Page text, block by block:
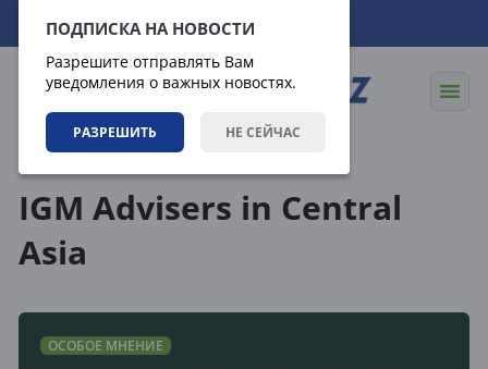
ПОДПИСКА НА НОВОСТИ
Разрешите отправлять Вам
уведомления о важных новостях.
РАЗРЕШИТЬ НЕ СЕЙЧАС
07.08.2026 14:23:32
IGM Advisers in Central
Asia
ОСОБОЕ МНЕНИЕ